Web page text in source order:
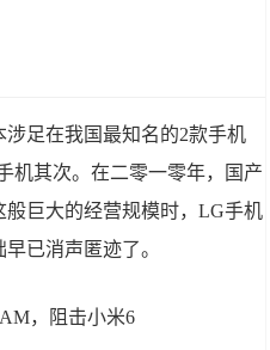
足在我国最知名的2款手机
机其次。在二零一零年，国产
巨大的经营规模时，LG手机
已消声匿迹了。